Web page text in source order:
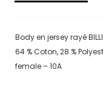
Body en jersey rayé
64 % Coton, 28 %
female – 10A